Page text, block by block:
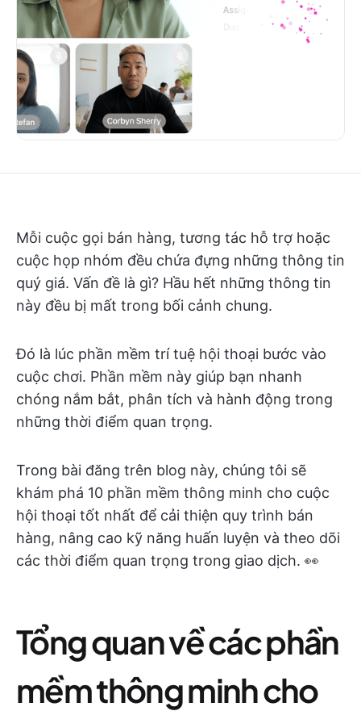
Mỗi cuộc gọi bán hàng, tương tác hỗ trợ hoặc
cuộc họp nhóm đều chứa đựng những thông tin
quý giá. Vấn đề là gì? Hầu hết những thông tin
này đều bị mất trong bối cảnh chung.
Đó là lúc phần mềm trí tuệ hội thoại bước vào
cuộc chơi. Phần mềm này giúp bạn nhanh
chóng nắm bắt, phân tích và hành động trong
những thời điểm quan trọng.
Trong bài đăng trên blog này, chúng tôi sẽ
khám phá 10 phần mềm thông minh cho cuộc
hội thoại tốt nhất để cải thiện quy trình bán
hàng, nâng cao kỹ năng huấn luyện và theo dõi
các thời điểm quan trọng trong giao dịch. 👀
Tổng quan về các phần
mềm thông minh cho